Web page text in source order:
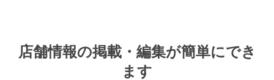
店舗情報の掲載・編集が簡単にでき
ます